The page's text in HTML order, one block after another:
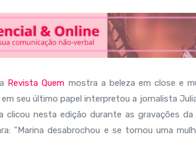
Revista Quem mostra a beleza em close e
seu último papel interpretou a jornalista
nesta edição durante as gravações da
"Marina desabrochou e se tornou uma